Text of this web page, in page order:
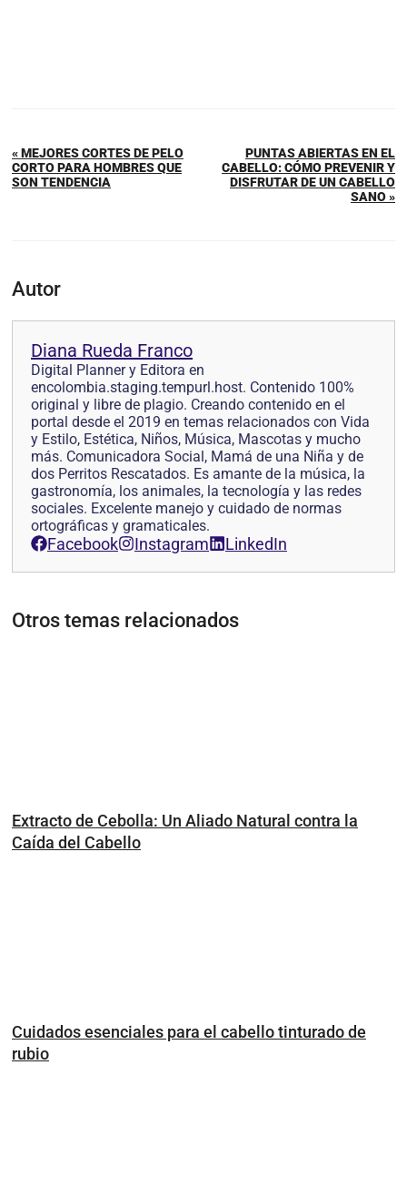
« MEJORES CORTES DE PELO
CORTO PARA HOMBRES QUE
SON TENDENCIA
PUNTAS ABIERTAS EN EL
CABELLO: CÓMO PREVENIR Y
DISFRUTAR DE UN CABELLO
SANO »
Autor
Diana Rueda Franco
Digital Planner y Editora en
encolombia.staging.tempurl.host. Contenido 100%
original y libre de plagio. Creando contenido en el
portal desde el 2019 en temas relacionados con Vida
y Estilo, Estética, Niños, Música, Mascotas y mucho
más. Comunicadora Social, Mamá de una Niña y de
dos Perritos Rescatados. Es amante de la música, la
gastronomía, los animales, la tecnología y las redes
sociales. Excelente manejo y cuidado de normas
ortográficas y gramaticales.
Facebook Instagram LinkedIn
Otros temas relacionados
Extracto de Cebolla: Un Aliado Natural contra la
Caída del Cabello
Cuidados esenciales para el cabello tinturado de
rubio